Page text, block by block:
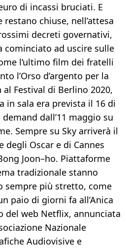
di incassi bruciati. E
chiuse, nell’attesa
decreti governativi,
cominciato ad uscire sulle
l’ultimo film dei fratelli
l’Orso d’argento per la
Festival di Berlino 2020,
in sala era prevista il 16 di
dall’11 maggio su
Sempre su Sky arriverà il
Oscar e di Cannes
Joon–ho. Piattaforme
tradizionale stanno
sempre più stretto, come
paio di giorni fa all’Anica
del web Netflix, annunciata
Nazionale
Audiovisive e